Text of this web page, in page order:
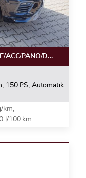
ACC/PANO/DSG/NAVI/
150 PS, Automatik
km,
l/100 km